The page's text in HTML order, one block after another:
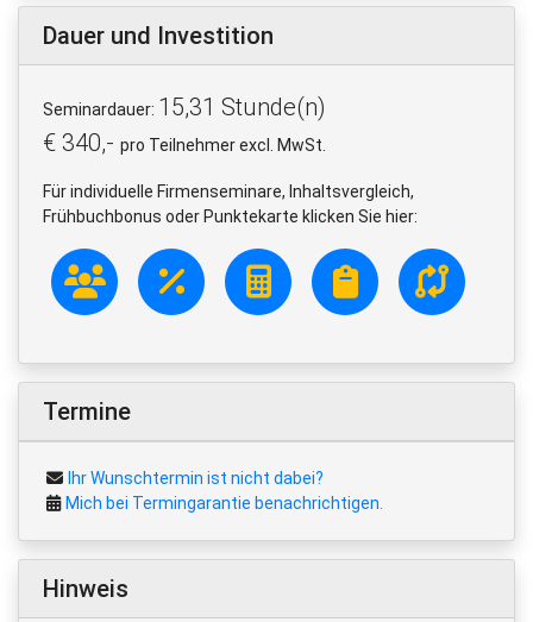
Dauer und Investition
Seminardauer: 15,31 Stunde(n)
€ 340,- pro Teilnehmer excl. MwSt.
Für individuelle Firmenseminare, Inhaltsvergleich,
Frühbuchbonus oder Punktekarte klicken Sie hier:
Termine
Ihr Wunschtermin ist nicht dabei?
Mich bei Termingarantie benachrichtigen.
Hinweis